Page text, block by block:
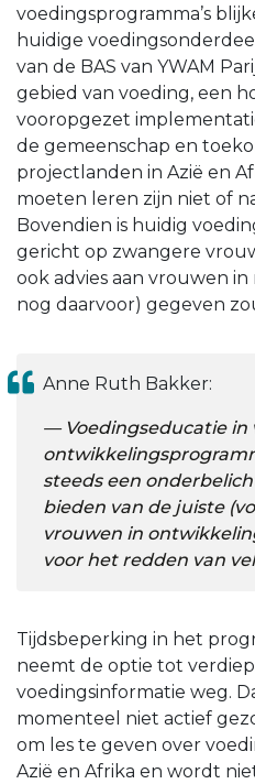
voedingsprogramma’s
huidige
van de BAS van YWAM
gebied van voeding, een
vooropgezet
de gemeenschap en
projectlanden in Azië en
moeten leren zijn niet of
Bovendien is huidig
gericht op zwangere
ook advies aan vrouwen
nog daarvoor) gegeven
Anne Ruth Bakker:
Voedingseducatie in
steeds een
bieden van de juiste
vrouwen in
voor het redden van
Tijdsbeperking in het
neemt de optie tot
voedingsinformatie weg.
momenteel niet actief
om les te geven over
Azië en Afrika en wordt